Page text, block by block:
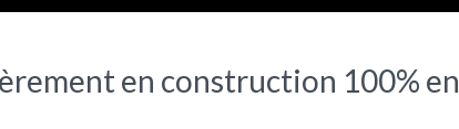
en construction 100% en